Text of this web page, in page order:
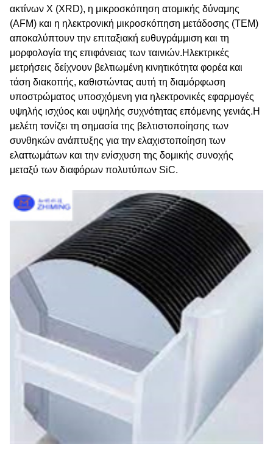
ακτίνων Χ (XRD), η μικροσκόπηση ατομικής δύναμης
(AFM) και η ηλεκτρονική μικροσκόπηση μετάδοσης (TEM)
αποκαλύπτουν την επιταξιακή ευθυγράμμιση και τη
μορφολογία της επιφάνειας των ταινιών.Ηλεκτρικές
μετρήσεις δείχνουν βελτιωμένη κινητικότητα φορέα και
τάση διακοπής, καθιστώντας αυτή τη διαμόρφωση
υποστρώματος υποσχόμενη για ηλεκτρονικές εφαρμογές
υψηλής ισχύος και υψηλής συχνότητας επόμενης γενιάς.Η
μελέτη τονίζει τη σημασία της βελτιστοποίησης των
συνθηκών ανάπτυξης για την ελαχιστοποίηση των
ελαττωμάτων και την ενίσχυση της δομικής συνοχής
μεταξύ των διαφόρων πολυτύπων SiC.